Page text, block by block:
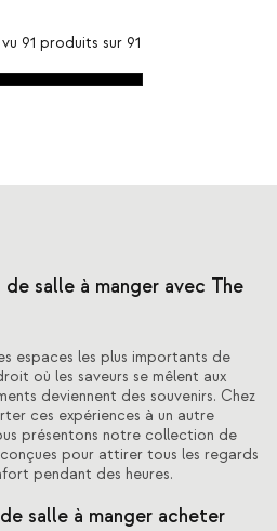
91 produits sur 91
de salle à manger avec The
espaces les plus importants de
où les saveurs se mêlent aux
deviennent des souvenirs. Chez
ces expériences à un autre
présentons notre collection de
pour attirer tous les regards
pendant des heures.
salle à manger acheter